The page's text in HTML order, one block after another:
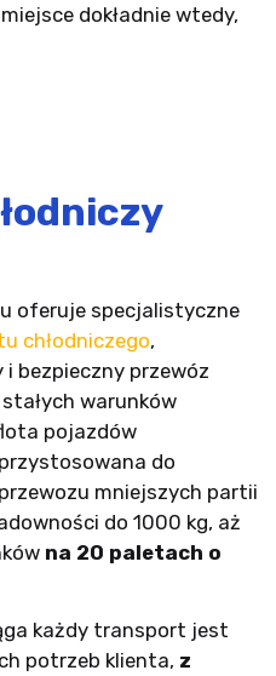
dokładnie wtedy,
oferuje specjalistyczne
chłodniczego,
bezpieczny przewóz
warunków
pojazdów
do
mniejszych partii
do 1000 kg, aż
na 20 paletach o
każdy transport jest
potrzeb klienta, z